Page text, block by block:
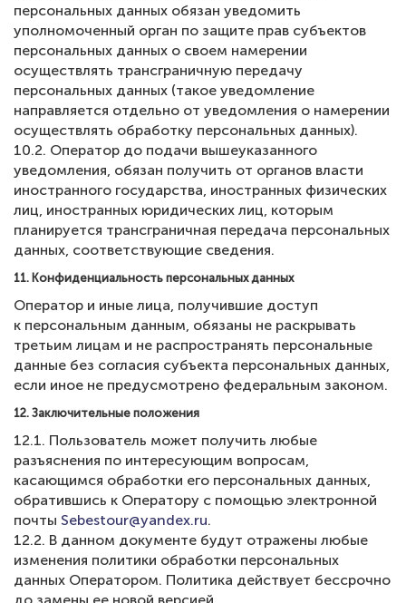
персональных данных обязан уведомить
уполномоченный орган по защите прав субъектов
персональных данных о своем намерении
осуществлять трансграничную передачу
персональных данных (такое уведомление
направляется отдельно от уведомления о намерении
осуществлять обработку персональных данных).
10.2. Оператор до подачи вышеуказанного
уведомления, обязан получить от органов власти
иностранного государства, иностранных физических
лиц, иностранных юридических лиц, которым
планируется трансграничная передача персональных
данных, соответствующие сведения.
11. Конфиденциальность персональных данных
Оператор и иные лица, получившие доступ
к персональным данным, обязаны не раскрывать
третьим лицам и не распространять персональные
данные без согласия субъекта персональных данных,
если иное не предусмотрено федеральным законом.
12. Заключительные положения
12.1. Пользователь может получить любые
разъяснения по интересующим вопросам,
касающимся обработки его персональных данных,
обратившись к Оператору с помощью электронной
почты Sebestour@yandex.ru.
12.2. В данном документе будут отражены любые
изменения политики обработки персональных
данных Оператором. Политика действует бессрочно
до замены ее новой версией.